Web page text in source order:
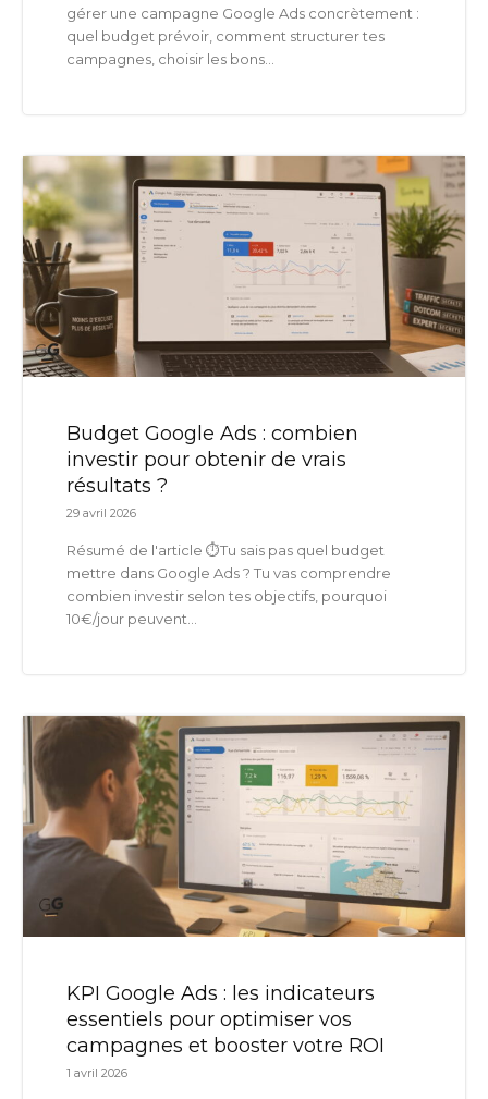
gérer une campagne Google Ads concrètement :
quel budget prévoir, comment structurer tes
campagnes, choisir les bons...
Budget Google Ads : combien
investir pour obtenir de vrais
résultats ?
29 avril 2026
Résumé de l'article ⏱️Tu sais pas quel budget
mettre dans Google Ads ? Tu vas comprendre
combien investir selon tes objectifs, pourquoi
10€/jour peuvent...
KPI Google Ads : les indicateurs
essentiels pour optimiser vos
campagnes et booster votre ROI
1 avril 2026